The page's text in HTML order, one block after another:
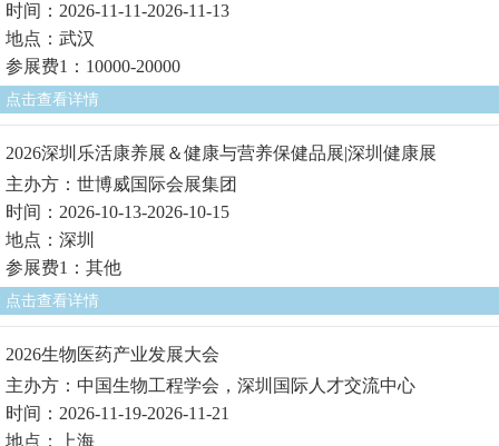
时间：2026-11-11-2026-11-13
地点：武汉
参展费1：10000-20000
点击查看详情
2026深圳乐活康养展＆健康与营养保健品展|深圳健康展
主办方：世博威国际会展集团
时间：2026-10-13-2026-10-15
地点：深圳
参展费1：其他
点击查看详情
2026生物医药产业发展大会
主办方：中国生物工程学会，深圳国际人才交流中心
时间：2026-11-19-2026-11-21
地点：上海